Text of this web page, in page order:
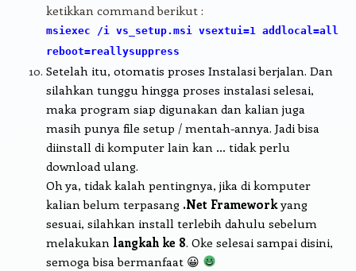
ketikkan command berikut :
msiexec /i vs_setup.msi vsextui=1 addlocal=all
reboot=reallysuppress
Setelah itu, otomatis proses Instalasi berjalan. Dan
silahkan tunggu hingga proses instalasi selesai,
maka program siap digunakan dan kalian juga
masih punya file setup / mentah-annya. Jadi bisa
diinstall di komputer lain kan … tidak perlu
download ulang.
Oh ya, tidak kalah pentingnya, jika di komputer
kalian belum terpasang .Net Frameworkyang
sesuai, silahkan install terlebih dahulu sebelum
melakukan langkah ke 8. Oke selesai sampai disini,
semoga bisa bermanfaat 😀